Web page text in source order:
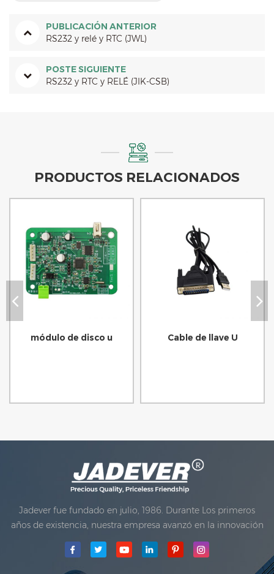
PUBLICACIÓN ANTERIOR
RS232 y relé y RTC (JWL)
POSTE SIGUIENTE
RS232 y RTC y RELÉ (JIK-CSB)
PRODUCTOS RELACIONADOS
módulo de disco u Cable de llave U
Jadever fue fundado en julio, 1986. Durante Los primeros
años de existencia, nuestra empresa avanzó en la innovación
tecnológica y desarrollando un plan de negocios. En 1998,
nuestra compañía logró el objetivo de la calidad principal,
cuando El primero de nuestros productos recibió la